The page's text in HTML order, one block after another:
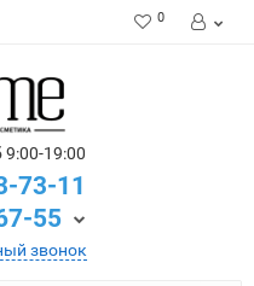
0
9:00-19:00
73-11
55
звонок